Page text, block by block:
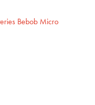
Bebob Micro